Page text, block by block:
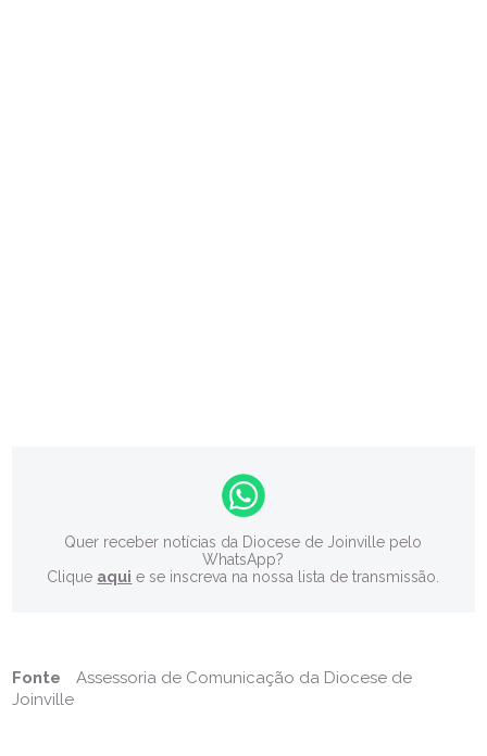
Quer receber notícias da Diocese de Joinville pelo
WhatsApp?
Clique aqui e se inscreva na nossa lista de transmissão.
Fonte
Assessoria de Comunicação da Diocese de
Joinville